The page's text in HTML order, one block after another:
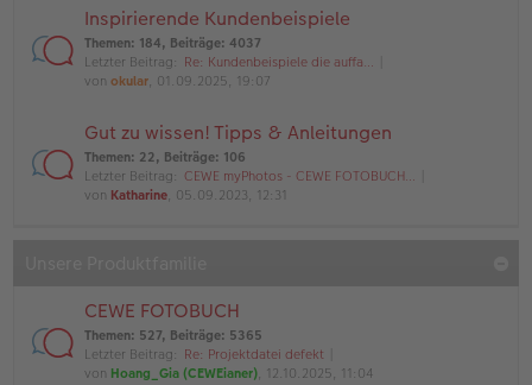
Inspirierende Kundenbeispiele
Themen: 184, Beiträge: 4037
Letzter Beitrag: Re: Kundenbeispiele die auffa…
von okular, 01.09.2025, 19:07
Gut zu wissen! Tipps & Anleitungen
Themen: 22, Beiträge: 106
Letzter Beitrag: CEWE myPhotos - CEWE FOTOBUCH…
von Katharine, 05.09.2023, 12:31
CEWE FOTOBUCH
Themen: 527, Beiträge: 5365
Letzter Beitrag: Re: Projektdatei defekt
von Hoang_Gia (CEWEianer), 12.10.2025, 11:04